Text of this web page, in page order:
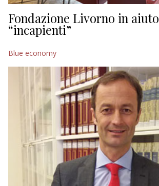
CULTURA
NAUTICA
EDITORIALI
Fondazione Livorno in
“incapienti”
Blue economy